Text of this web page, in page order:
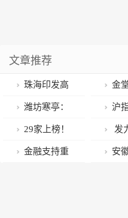
文章推荐
珠海印发高
标准农田建设
规划
金
纾困
“春
温情
潍坊寒亭：
坚持“系统化”
平台思维 厚植
沪
3200
板指
29家上榜！
2022年工业和
发
造，
金融支持重 安